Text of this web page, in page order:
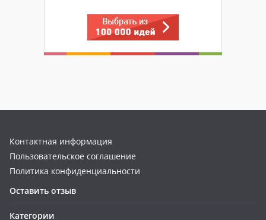
Контактная информация
Пользовательское соглашение
Политика конфиденциальности
Оставить отзыв
Категории